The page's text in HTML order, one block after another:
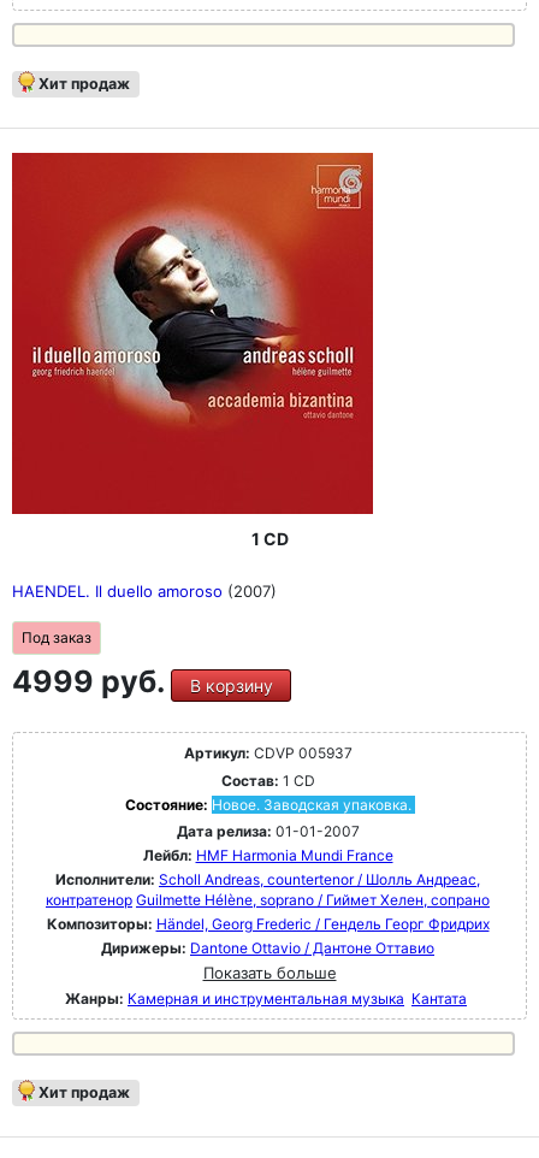
Хит продаж
1 CD
HAENDEL. Il duello amoroso (2007)
Под заказ
4999 руб. В корзину
Артикул: CDVP 005937
Состав: 1 CD
Состояние: Новое. Заводская упаковка.
Дата релиза: 01-01-2007
Лейбл: HMF Harmonia Mundi France
Исполнители: Scholl Andreas, countertenor / Шолль Андреас,
контратенор Guilmette Hélène, soprano / Гиймет Хелен, сопрано
Композиторы: Händel, Georg Frederic / Гендель Георг Фридрих
Дирижеры: Dantone Ottavio / Дантоне Оттавио
Показать больше
Жанры: Камерная и инструментальная музыка Кантата
Хит продаж